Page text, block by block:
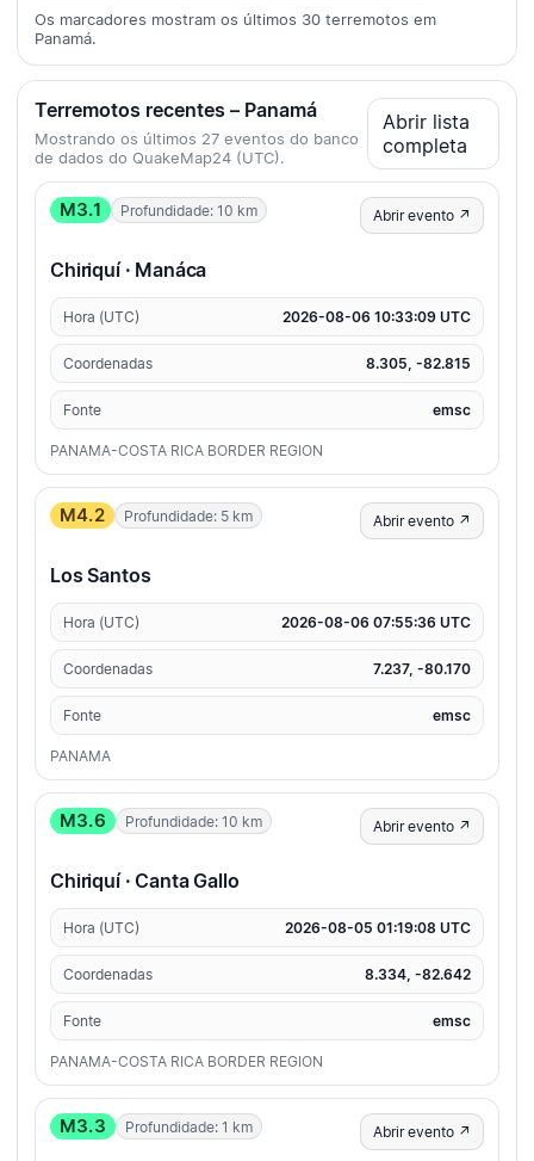
Os marcadores mostram os últimos 30 terremotos em
Panamá.
Terremotos recentes – Panamá
Mostrando os últimos 27 eventos do banco
de dados do QuakeMap24 (UTC).
Abrir lista
completa
M3.1 Profundidade: 10 km Abrir evento ↗
Chiriquí · Manáca
Hora (UTC) 2026-08-06 10:33:09 UTC
Coordenadas 8.305, -82.815
Fonte emsc
PANAMA-COSTA RICA BORDER REGION
M4.2 Profundidade: 5 km Abrir evento ↗
Los Santos
Hora (UTC) 2026-08-06 07:55:36 UTC
Coordenadas 7.237, -80.170
Fonte emsc
PANAMA
M3.6 Profundidade: 10 km Abrir evento ↗
Chiriquí · Canta Gallo
Hora (UTC) 2026-08-05 01:19:08 UTC
Coordenadas 8.334, -82.642
Fonte emsc
PANAMA-COSTA RICA BORDER REGION
M3.3 Profundidade: 1 km Abrir evento ↗